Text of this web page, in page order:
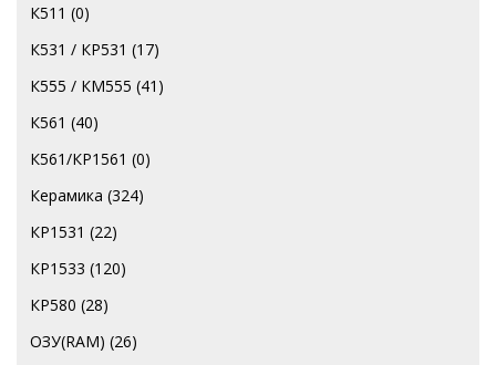
К511 (0)
К531 / КР531 (17)
К555 / КМ555 (41)
К561 (40)
К561/КР1561 (0)
Керамика (324)
КР1531 (22)
КР1533 (120)
КР580 (28)
ОЗУ(RAM) (26)